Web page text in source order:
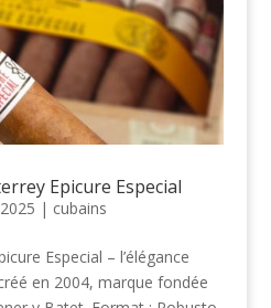
Epicure Especial
| cubains
Especial – l’élégance
en 2004, marque fondée